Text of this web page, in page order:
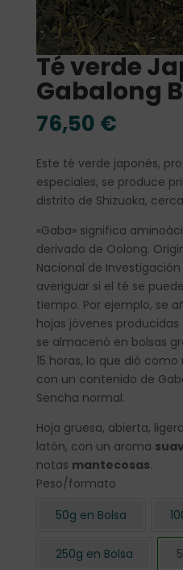
Té verde
Gabalong
76,50 €
Este té verde japonés,
especiales, se produce
distrito de Shizuoka,
«Gaba» significa
derivado de Oolong.
Nacional de
averiguar si el té se
tiempo. Por ejemplo, se
hojas jóvenes
se almacenó en bolsas
15 horas, lo que dió
con un contenido de
Sencha normal.
Hoja gruesa, abierta,
latón, con un aroma
notas mantecosas.
Peso/formato
50g en Bolsa
250g en Bolsa